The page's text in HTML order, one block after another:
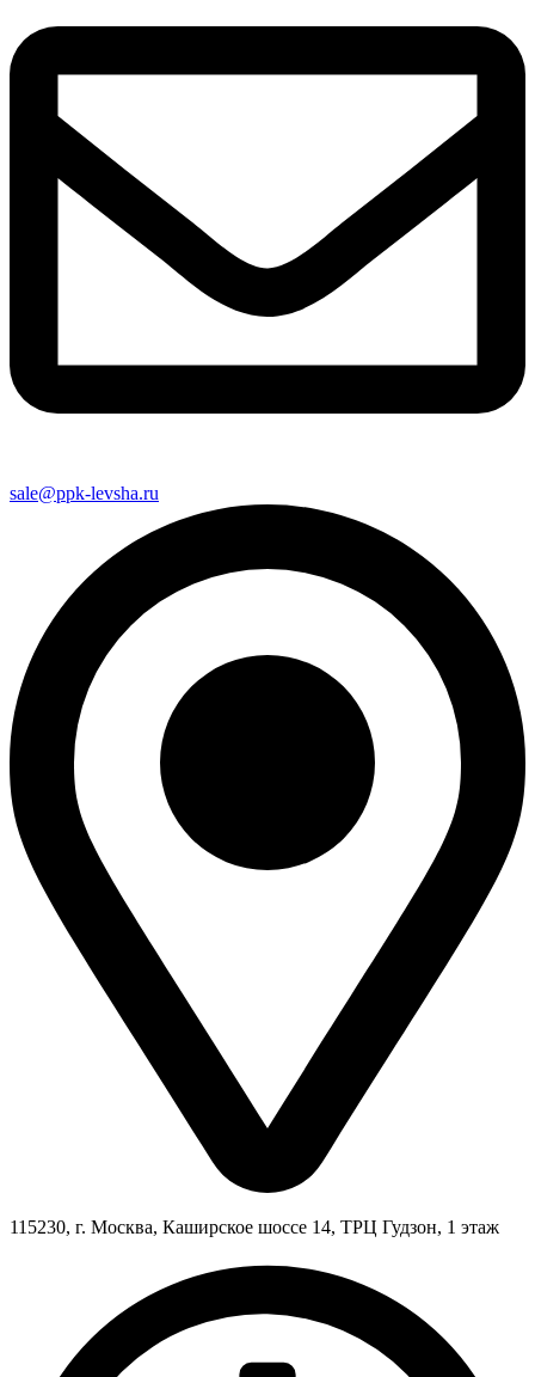
sale@ppk-levsha.ru
115230, г. Москва, Каширское шоссе 14, ТРЦ Гудзон, 1 этаж